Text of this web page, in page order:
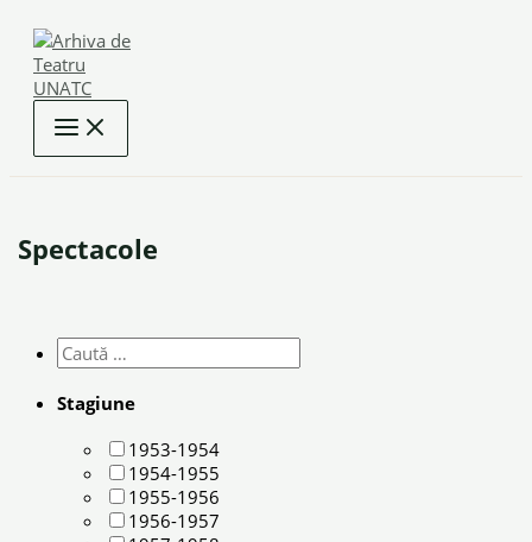
content
Spectacole
Stagiune
1953-1954
1954-1955
1955-1956
1956-1957